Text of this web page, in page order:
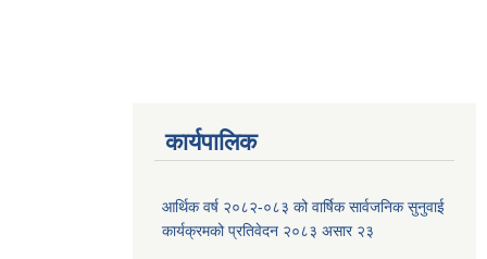
कार्यपालिक
आर्थिक वर्ष २०८२-०८३ को वार्षिक सार्वजनिक सुनुवाई
कार्यक्रमको प्रतिवेदन २०८३ असार २३